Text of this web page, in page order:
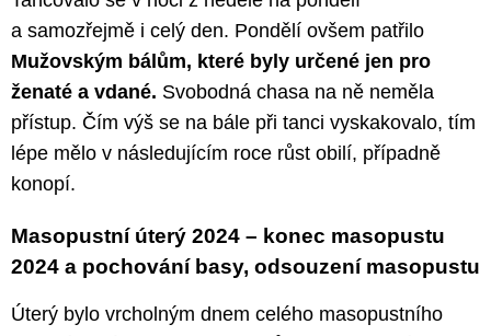
a samozřejmě i celý den. Pondělí ovšem patřilo
Mužovským bálům, které byly určené jen pro
ženaté a vdané. Svobodná chasa na ně neměla
přístup. Čím výš se na bále při tanci vyskakovalo, tím
lépe mělo v následujícím roce růst obilí, případně
konopí.
Masopustní úterý 2024 – konec masopustu
2024 a pochování basy, odsouzení masopustu
Úterý bylo vrcholným dnem celého masopustního